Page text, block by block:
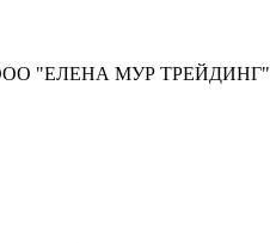
"ЕЛЕНА МУР ТРЕЙДИНГ"